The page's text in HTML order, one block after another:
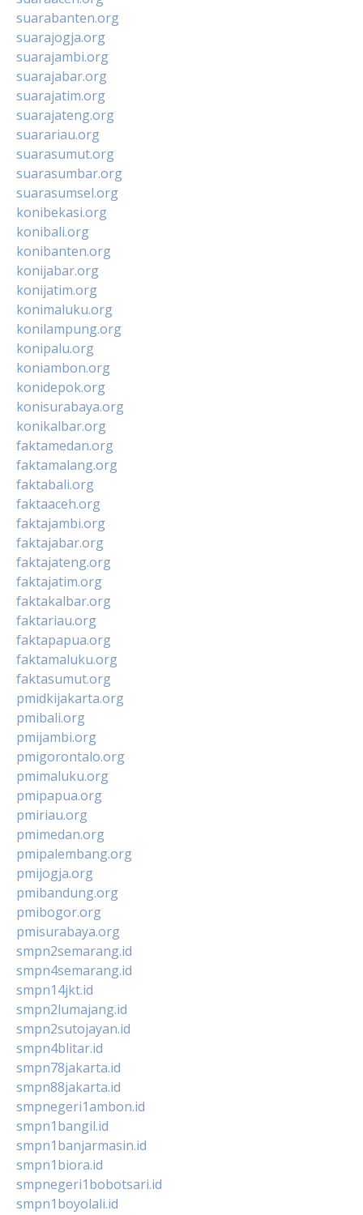
suarabanten.org
suarajogja.org
suarajambi.org
suarajabar.org
suarajatim.org
suarajateng.org
suarariau.org
suarasumut.org
suarasumbar.org
suarasumsel.org
konibekasi.org
konibali.org
konibanten.org
konijabar.org
konijatim.org
konimaluku.org
konilampung.org
konipalu.org
koniambon.org
konidepok.org
konisurabaya.org
konikalbar.org
faktamedan.org
faktamalang.org
faktabali.org
faktaaceh.org
faktajambi.org
faktajabar.org
faktajateng.org
faktajatim.org
faktakalbar.org
faktariau.org
faktapapua.org
faktamaluku.org
faktasumut.org
pmidkijakarta.org
pmibali.org
pmijambi.org
pmigorontalo.org
pmimaluku.org
pmipapua.org
pmiriau.org
pmimedan.org
pmipalembang.org
pmijogja.org
pmibandung.org
pmibogor.org
pmisurabaya.org
smpn2semarang.id
smpn4semarang.id
smpn14jkt.id
smpn2lumajang.id
smpn2sutojayan.id
smpn4blitar.id
smpn78jakarta.id
smpn88jakarta.id
smpnegeri1ambon.id
smpn1bangil.id
smpn1banjarmasin.id
smpn1biora.id
smpnegeri1bobotsari.id
smpn1boyolali.id